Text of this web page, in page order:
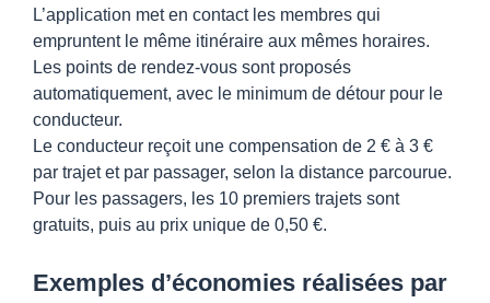
L’application met en contact les membres qui
empruntent le même itinéraire aux mêmes horaires.
Les points de rendez-vous sont proposés
automatiquement, avec le minimum de détour pour le
conducteur.
Le conducteur reçoit une compensation de 2 € à 3 €
par trajet et par passager, selon la distance parcourue.
Pour les passagers, les 10 premiers trajets sont
gratuits, puis au prix unique de 0,50 €.
Exemples d’économies réalisées par